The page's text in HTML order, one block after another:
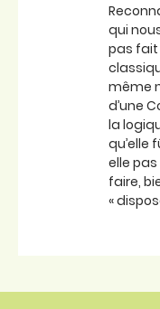
qui
pas fait
même
d’une
la
qu’elle
elle pas
faire,
«